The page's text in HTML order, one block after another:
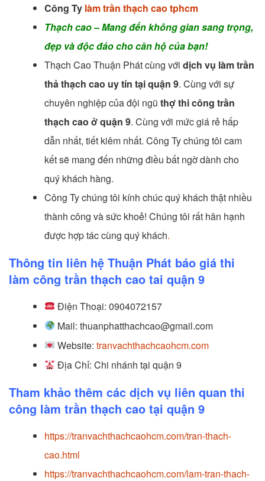
Công Ty làm trần thạch cao tphcm
Thạch cao – Mang đến không gian sang trọng,
đẹp và độc đáo cho căn hộ của bạn!
Thạch Cao Thuận Phát cùng với dịch vụ làm trần
thả thạch cao uy tín tại quận 9. Cùng với sự
chuyên nghiệp của đội ngũ thợ thi công trần
thạch cao ở quận 9. Cùng với mức giá rẻ hấp
dẫn nhất, tiết kiêm nhất. Công Ty chúng tôi cam
kết sẽ mang đến những điều bất ngờ dành cho
quý khách hàng.
Công Ty chúng tôi kính chúc quý khách thật nhiều
thành công và sức khoẻ! Chúng tôi rất hân hạnh
được hợp tác cùng quý khách.
Thông tin liên hệ Thuận Phát báo giá thi
làm công trần thạch cao tai quận 9
Điện Thoại: 0904072157
Mail: thuanphatthachcao@gmail.com
Website:tranvachthachcaohcm.com
Địa Chỉ: Chi nhánh tạiquận 9
Tham khảo thêm các dịch vụ liên quan thi
công làm trần thạch cao tại quận 9
https://tranvachthachcaohcm.com/tran-thach-
cao.html
https://tranvachthachcaohcm.com/lam-tran-thach-